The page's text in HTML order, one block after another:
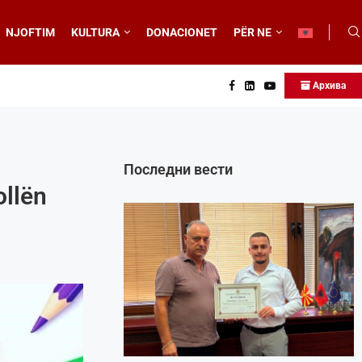
NJOFTIM KULTURA DONACIONET PËR NE
Архива
Последни вести